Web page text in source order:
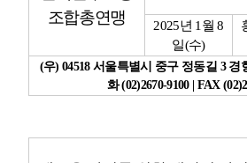
조합총연맹
2025년 1 월8
일(수)
(우) 04518서울특별시 중구 정동길 3 경
화(02)2670-9100 | FAX